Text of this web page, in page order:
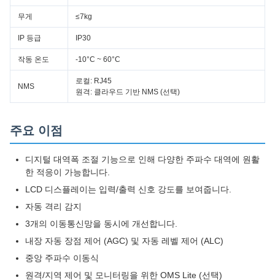
무게 ≤7kg
IP 등급 IP30
작동 온도 -10°C ~ 60°C
NMS
로컬: RJ45
원격: 클라우드 기반 NMS (선택)
주요 이점
디지털 대역폭 조절 기능으로 인해 다양한 주파수 대역에 원활
한 적응이 가능합니다.
LCD 디스플레이는 입력/출력 신호 강도를 보여줍니다.
자동 격리 감지
3개의 이동통신망을 동시에 개선합니다.
내장 자동 장점 제어 (AGC) 및 자동 레벨 제어 (ALC)
중앙 주파수 이동식
원격/지역 제어 및 모니터링을 위한 OMS Lite (선택)